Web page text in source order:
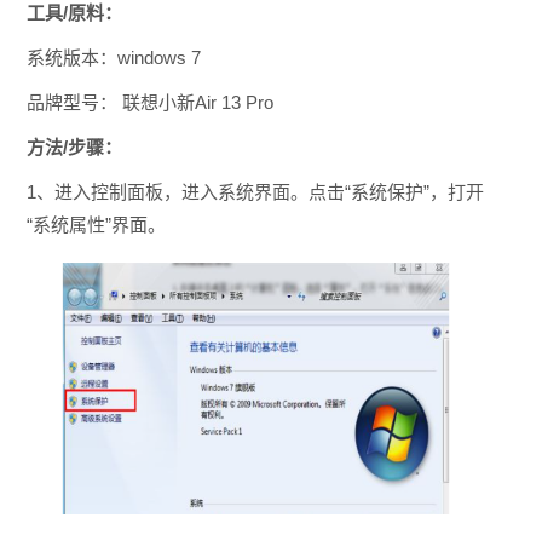
工具/原料：
系统版本：windows 7
品牌型号： 联想小新Air 13 Pro
方法/步骤：
1、进入控制面板，进入系统界面。点击“系统保护”，打开
“系统属性”界面。